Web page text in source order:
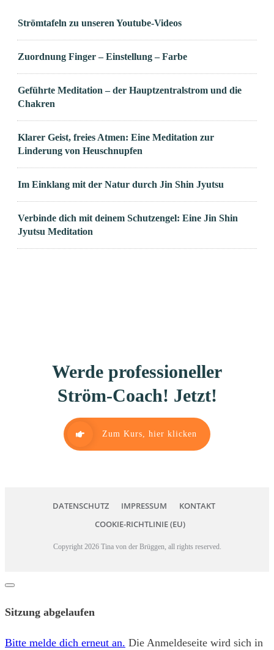
Strömtafeln zu unseren Youtube-Videos
Zuordnung Finger – Einstellung – Farbe
Geführte Meditation – der Hauptzentralstrom und die
Chakren
Klarer Geist, freies Atmen: Eine Meditation zur
Linderung von Heuschnupfen
Im Einklang mit der Natur durch Jin Shin Jyutsu
Verbinde dich mit deinem Schutzengel: Eine Jin Shin
Jyutsu Meditation
Werde professioneller
Ström-Coach! Jetzt!
Zum Kurs, hier klicken
DATENSCHUTZ IMPRESSUM
KONTAKT
COOKIE-RICHTLINIE (EU)
Copyright 2026 Tina von der Brüggen, all rights reserved.
Dialog
Sitzung abgelaufen
Bitte melde dich erneut an. Die Anmeldeseite wird sich in